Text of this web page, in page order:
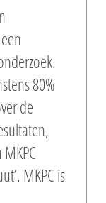
80%
de
MKPC is